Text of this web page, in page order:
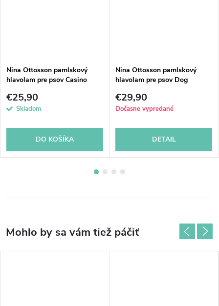
Nina Ottosson pamlskový
hlavolam pre psov Casino
€25,90
Skladom
DO KOŠÍKA
Nina Ottosson pamlskový
hlavolam pre psov Dog
€29,90
Dočasne vypredané
DETAIL